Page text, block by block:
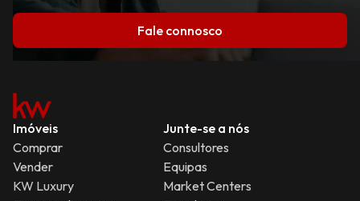
Fale connosco
Imóveis
Comprar
Vender
KW Luxury
Junte-se a nós
Consultores
Equipas
Market Centers